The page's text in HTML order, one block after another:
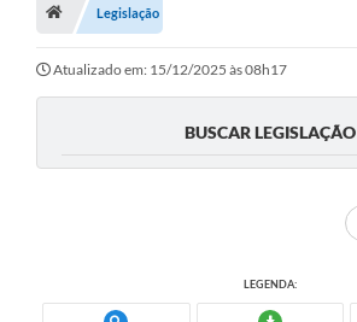
Legislação
Atualizado em: 15/12/2025 às 08h17
BUSCAR LEGISLAÇÃO
LEGENDA: